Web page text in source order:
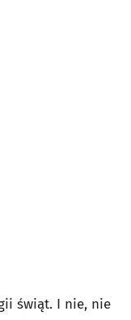
świąt. I nie, nie